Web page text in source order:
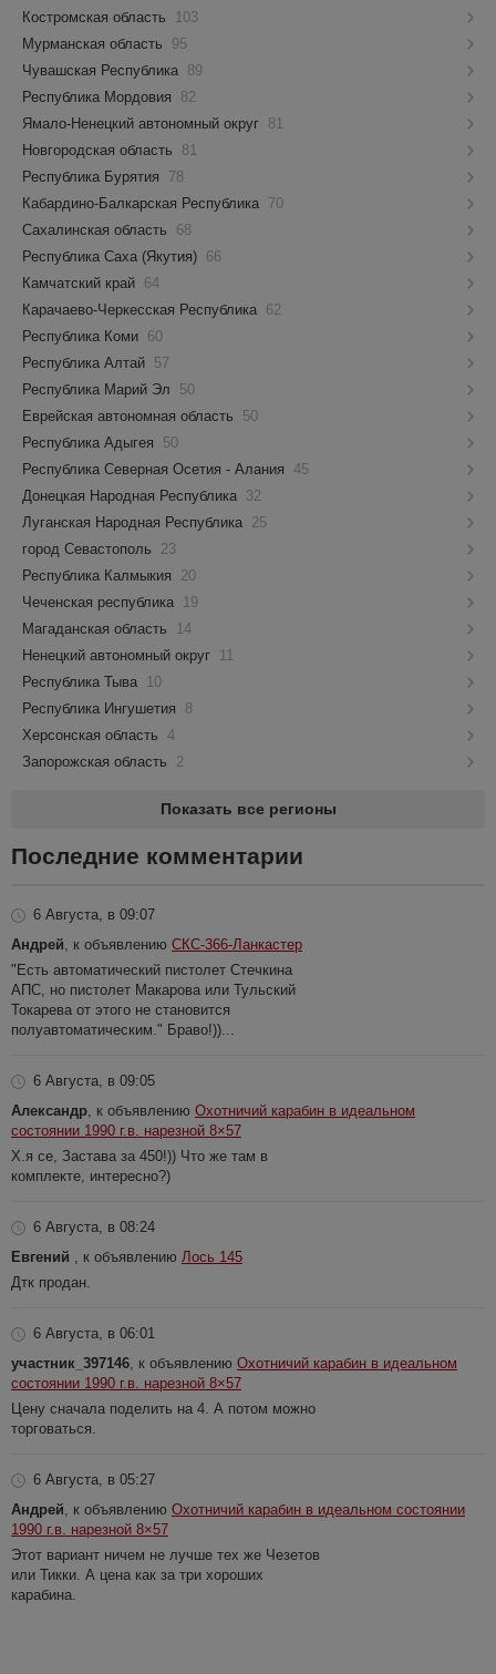
Костромская область
103
Мурманская область
95
Чувашская Республика 89
Республика Мордовия
82
Ямало-Ненецкий автономный округ 81
Новгородская область
81
Республика Бурятия
78
Кабардино-Балкарская Республика 70
Сахалинская область
68
Республика Саха (Якутия) 66
Камчатский край 64
Карачаево-Черкесская Республика 62
Республика Коми 60
Республика Алтай 57
Республика Марий Эл
50
Еврейская автономная область
50
Республика Адыгея
50
Республика Северная Осетия - Алания 45
Донецкая Народная Республика 32
Луганская Народная Республика 25
город Севастополь
23
Республика Калмыкия
20
Чеченская республика
19
Магаданская область
14
Ненецкий автономный округ
11
Республика Тыва
10
Республика Ингушетия
8
Херсонская область 4
Запорожская область
2
Показать все регионы
Последние комментарии
6 Августа, в 09:07
Андрей, к объявлению СКС-366-Ланкастер
"Есть автоматический пистолет Стечкина
АПС, но пистолет Макарова или Тульский
Токарева от этого не становится
полуавтоматическим." Браво!))...
6 Августа, в 09:05
Александр, к объявлению Охотничий карабин в идеальном
состоянии 1990 г.в. нарезной 8×57
Х.я се, Застава за 450!)) Что же там в
комплекте, интересно?)
6 Августа, в 08:24
Евгений , к объявлению Лось 145
Дтк продан.
6 Августа, в 06:01
участник_397146, к объявлению Охотничий карабин в идеальном
состоянии 1990 г.в. нарезной 8×57
Цену сначала поделить на 4. А потом можно
торговаться.
6 Августа, в 05:27
Андрей, к объявлению Охотничий карабин в идеальном состоянии
1990 г.в. нарезной 8×57
Этот вариант ничем не лучше тех же Чезетов
или Тикки. А цена как за три хороших
карабина.